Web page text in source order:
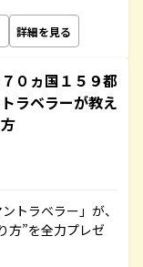
詳細を見る
０ヵ国１５９都
ラベラーが教え
トラベラー」が、
方”を全力プレゼ